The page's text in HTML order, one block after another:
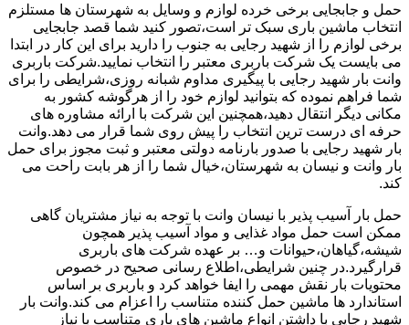
حمل و جابجایی برخی خرده لوازم و وسایل به شهرستان ها مستلزم
انتخاب ماشین باری سبک تر است،تصور کنید شما قصد جابجایی
برخی لوازم را از شهید رجایی به جنوب را دارید برای این کار در ابتدا
می بایست یک شرکت باربری معتبر را انتخاب نمایید.شرکت باربری
وانت بار شهید رجایی با پیگیری مداوم شبانه روزی،شرایطی را برای
شما فراهم نموده که بتوانید لوازم خود را از هرگوشه کشور به
مکانی دیگر انتقال دهید،همچنین این شرکت با ارائه مشاوره های
حرفه ای درست ترین انتخاب را پیش روی شما قرار می دهد.وانت
بار شهید رجایی با صدور بارنامه دولتی معتبر و ثبت مجوز برای حمل
بار وانت و نیسان به شهرستان،خیال شما را از هر بابت راحت می
کند.
حمل بار آسیب پذیر با نیسان وانت با توجه به نیاز مشتریان گاهی
ممکن است حمل مواد غذایی و مواد آسیب پذیر همچون
شیشه،گیاهان،حیوانات و… بر عهده شرکت های باربری
قرارگیرد.در چنین شرایطی،اطلاع رسانی صحیح در خصوص
محتویات بار نقش مهمی را ایفا خواهد کرد و باربری بر اساس
استاندارد ها ماشین حمل کننده متناسب را اعزام می کند.وانت بار
شهید رجایی با داشتن انواع ماشین های باری متناسب با نیاز